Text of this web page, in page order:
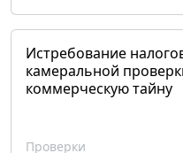
Истребование
камеральной
коммерческую тайну
Проверки